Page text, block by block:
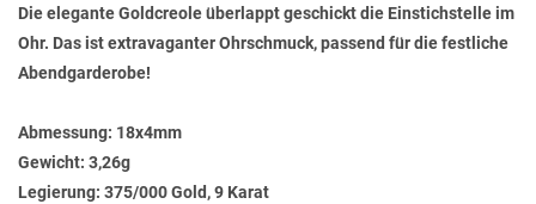
Die elegante Goldcreole überlappt geschickt die Einstichstelle im
Ohr. Das ist extravaganter Ohrschmuck, passend für die festliche
Abendgarderobe!
Abmessung: 18x4mm
Gewicht: 3,26g
Legierung: 375/000 Gold, 9 Karat